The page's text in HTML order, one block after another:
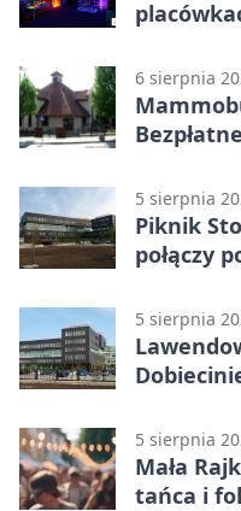
6 sierpnia
5 sierpnia
Piknik
połączy
5 sierpnia
5 sierpnia
Mała
tańca i